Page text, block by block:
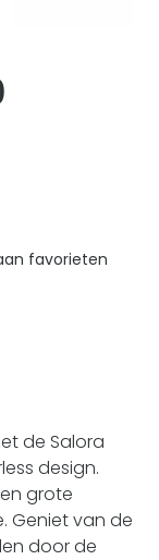
favorieten
de Salora
design.
grote
Geniet van de
door de